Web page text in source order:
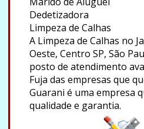
Dedetizadora
Limpeza de Calhas
A Limpeza de Calhas no
Oeste, Centro SP, São
posto de atendimento
Fuja das empresas que
Guarani é uma empresa
qualidade e garantia.